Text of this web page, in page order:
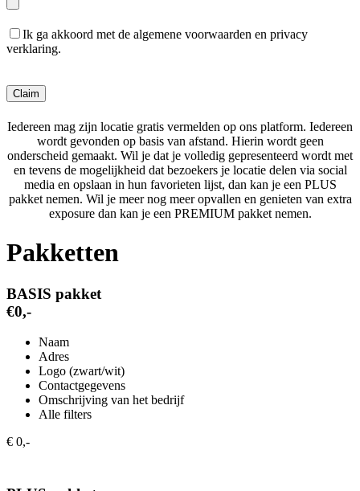
Ik ga akkoord met de algemene voorwaarden en privacy
verklaring.
Iedereen mag zijn locatie gratis vermelden op ons platform. Iedereen
wordt gevonden op basis van afstand. Hierin wordt geen
onderscheid gemaakt. Wil je dat je volledig gepresenteerd wordt met
en tevens de mogelijkheid dat bezoekers je locatie delen via social
media en opslaan in hun favorieten lijst, dan kan je een PLUS
pakket nemen. Wil je meer nog meer opvallen en genieten van extra
exposure dan kan je een PREMIUM pakket nemen.
Pakketten
BASIS pakket
€0,-
Naam
Adres
Logo (zwart/wit)
Contactgegevens
Omschrijving van het bedrijf
Alle filters
€ 0,-